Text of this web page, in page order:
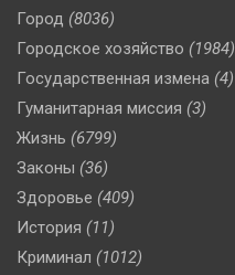
Город (8036)
Городское хозяйство (1984)
Государственная измена (4)
Гуманитарная миссия (3)
Жизнь (6799)
Законы (36)
Здоровье (409)
История (11)
Криминал (1012)